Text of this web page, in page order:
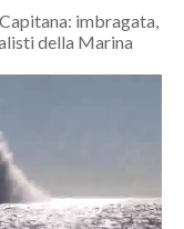
imbragata,
della Marina